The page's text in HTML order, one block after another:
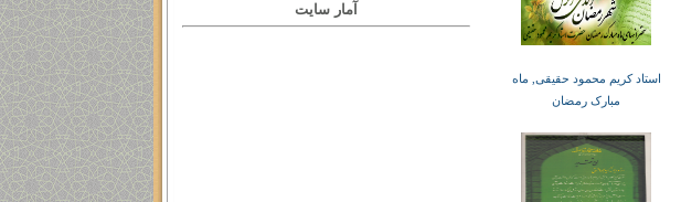
استاد کریم محمود حقیقی, ماه
مبارک رمضان
آمار سایت